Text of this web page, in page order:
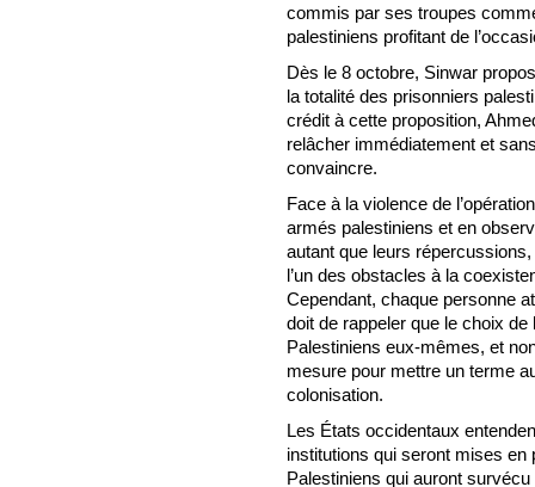
commis par ses troupes
palestiniens profitant de
Dès le 8 octobre, Sinwar
la totalité des prisonniers
crédit à cette proposition,
relâcher immédiatement et
convaincre.
Face à la violence de
armés palestiniens et en
autant que leurs
l’un des obstacles à la
Cependant, chaque personne
doit de rappeler que le choix
Palestiniens eux-mêmes, et
mesure pour mettre un terme
colonisation.
Les États occidentaux
institutions qui seront mises
Palestiniens qui auront